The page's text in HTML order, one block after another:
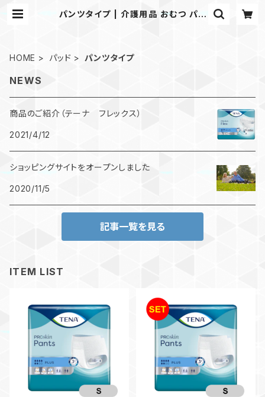
パンツタイプ | 介護用品 おむつ パッ
HOME パッド パンツタイプ
NEWS
商品のご紹介（テーナ フレックス）
2021/4/12
ショッピングサイトをオープンしました
2020/11/5
記事一覧を見る
ITEM LIST